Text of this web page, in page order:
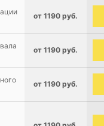
от 1190 руб.
от 1190 руб.
от 1190 руб.